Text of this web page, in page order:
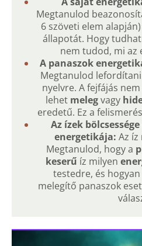
Megtanulod
6 szöveti elem
állapotát. Hogy
nem tudod, mi az
A panaszok
Megtanulod
nyelvre. A fejfájás
lehet melegvagy
eredetű. Ez a
Az ízek
energetikája: Az íz
Megtanulod, hogy a
keserű íz milyen
testedre, és
melegítő panaszok